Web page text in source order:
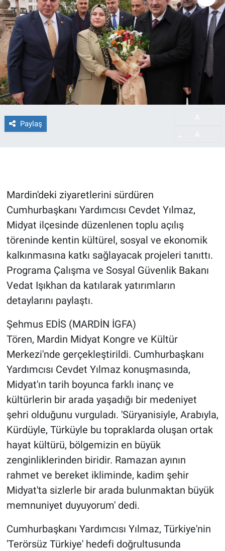
Paylaş
Mardin'deki ziyaretlerini sürdüren
Cumhurbaşkanı Yardımcısı Cevdet Yılmaz,
Midyat ilçesinde düzenlenen toplu açılış
töreninde kentin kültürel, sosyal ve ekonomik
kalkınmasına katkı sağlayacak projeleri tanıttı.
Programa Çalışma ve Sosyal Güvenlik Bakanı
Vedat Işıkhan da katılarak yatırımların
detaylarını paylaştı.
Şehmus EDİS (MARDİN İGFA)
Tören, Mardin Midyat Kongre ve Kültür
Merkezi'nde gerçekleştirildi. Cumhurbaşkanı
Yardımcısı Cevdet Yılmaz konuşmasında,
Midyat'ın tarih boyunca farklı inanç ve
kültürlerin bir arada yaşadığı bir medeniyet
şehri olduğunu vurguladı. 'Süryanisiyle, Arabıyla,
Kürdüyle, Türküyle bu topraklarda oluşan ortak
hayat kültürü, bölgemizin en büyük
zenginliklerinden biridir. Ramazan ayının
rahmet ve bereket ikliminde, kadim şehir
Midyat'ta sizlerle bir arada bulunmaktan büyük
memnuniyet duyuyorum' dedi.
Cumhurbaşkanı Yardımcısı Yılmaz, Türkiye'nin
'Terörsüz Türkiye' hedefi doğrultusunda